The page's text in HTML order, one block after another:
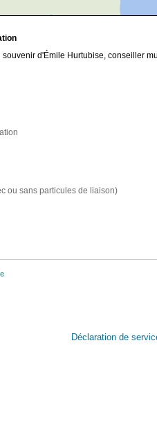
d'Émile Hurtubise, conseiller
ou sans particules de liaison)
Déclaration de